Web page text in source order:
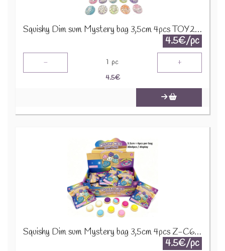
Squishy Dim sum Mystery bag 3,5cm 4pcs TOY2610-113
4.5€/pc
- 1 pc +
4.5€
Squishy Dim sum Mystery bag 3,5cm 4pcs Z-C6.6 TOY003-008
4.5€/pc